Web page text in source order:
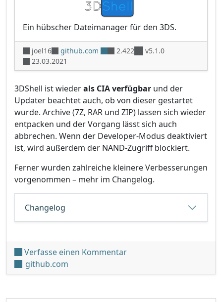
Ein hübscher Dateimanager für den 3DS.
joel16 github.com 2.422
v5.1.0
23.03.2021
3DShell ist wiederals CIA verfügbar und der
Updater beachtet auch, ob von dieser gestartet
wurde. Archive (7Z, RAR und ZIP) lassen sich wieder
entpacken und der Vorgang lässt sich auch
abbrechen. Wenn der Developer-Modus deaktiviert
ist, wird außerdem der NAND-Zugriff blockiert.
Ferner wurden zahlreiche kleinere Verbesserungen
vorgenommen – mehr im Changelog.
Changelog
Verfasse einen Kommentarunter '3DShell v5.1.0'
github.com